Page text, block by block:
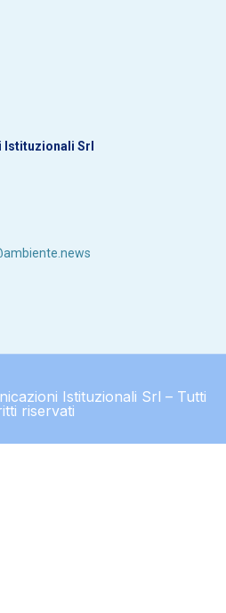
Srl
Istituzionali Srl – Tutti
riservati